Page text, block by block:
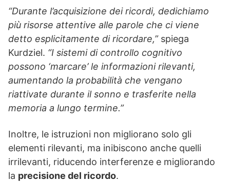
“Durante l’acquisizione dei ricordi, dedichiamo
più risorse attentive alle parole che ci viene
detto esplicitamente di ricordare,”spiega
Kurdziel. “I sistemi di controllo cognitivo
possono ‘marcare’ le informazioni rilevanti,
aumentando la probabilità che vengano
riattivate durante il sonno e trasferite nella
memoria a lungo termine.”
Inoltre, le istruzioni non migliorano solo gli
elementi rilevanti, ma inibiscono anche quelli
irrilevanti, riducendo interferenze e migliorando
la precisione del ricordo.